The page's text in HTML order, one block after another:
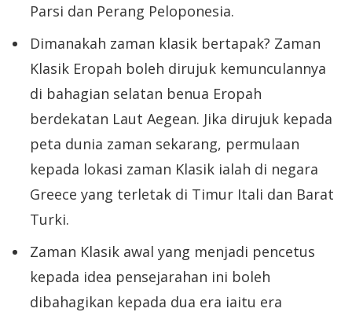
Parsi dan Perang Peloponesia.
Dimanakah zaman klasik bertapak? Zaman
Klasik Eropah boleh dirujuk kemunculannya
di bahagian selatan benua Eropah
berdekatan Laut Aegean. Jika dirujuk kepada
peta dunia zaman sekarang, permulaan
kepada lokasi zaman Klasik ialah di negara
Greece yang terletak di Timur Itali dan Barat
Turki.
Zaman Klasik awal yang menjadi pencetus
kepada idea pensejarahan ini boleh
dibahagikan kepada dua era iaitu era